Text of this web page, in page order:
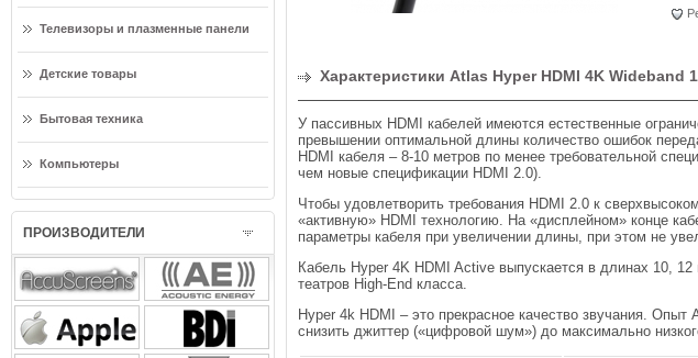
Телевизоры и плазменные панели
Детские товары
Бытовая техника
Компьютеры
ПРОИЗВОДИТЕЛИ
Характеристики Atlas Hyper HDMI 4K Wideband
У пассивных HDMI кабелей имеются естественные
превышении оптимальной длины количество ошибок
HDMI кабеля – 8-10 метров по менее требовательной
чем новые спецификации HDMI 2.0).
Чтобы удовлетворить требования HDMI 2.0 к
«активную» HDMI технологию. На «дисплейном» конце
параметры кабеля при увеличении длины, при этом не
Кабель Hyper 4K HDMI Active выпускается в длинах 10,
театров High-End класса.
Hyper 4k HDMI – это прекрасное качество звучания.
снизить джиттер («цифровой шум») до максимально